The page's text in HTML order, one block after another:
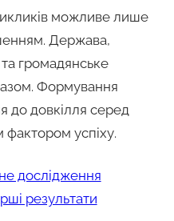
можливе лише
Держава,
та громадянське
Формування
до довкілля серед
успіху.
дослідження
результати